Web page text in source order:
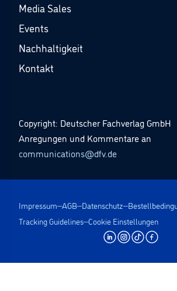
Media Sales
Events
Nachhaltigkeit
Kontakt
Copyright: Deutscher Fachverlag GmbH
Anregungen und Kommentare an
communications@dfv.de
Impressum AGB Datenschutz
Tracking Guidelines Cookie Einstellungen